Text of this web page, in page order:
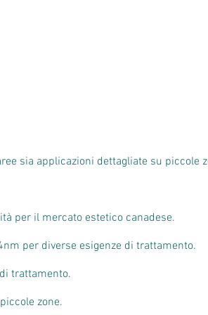
sia applicazioni dettagliate su piccole
per il mercato estetico canadese.
per diverse esigenze di trattamento.
trattamento.
zone.